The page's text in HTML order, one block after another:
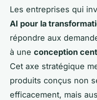
Les entreprises qui
AI pour la
répondre aux
à une conception
Cet axe stratégique
produits conçus non
efficacement, mais